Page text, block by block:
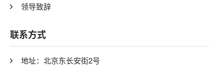
领导致辞
联系方式
地址：北京东长安街2号